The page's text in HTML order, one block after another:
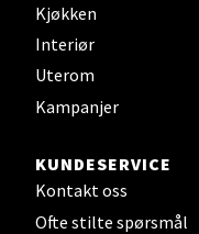
Kjøkken
Interiør
Uterom
Kampanjer
KUNDESERVICE
Kontakt oss
Ofte stilte spørsmål
Oslo - Thon
Vitaminveien 7 - 9,
Åpent i dag 10-21